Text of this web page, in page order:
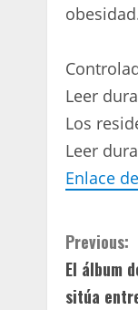
Leer
Los
Leer
Enlace
C
o
Previous:
El álbum
sitúa